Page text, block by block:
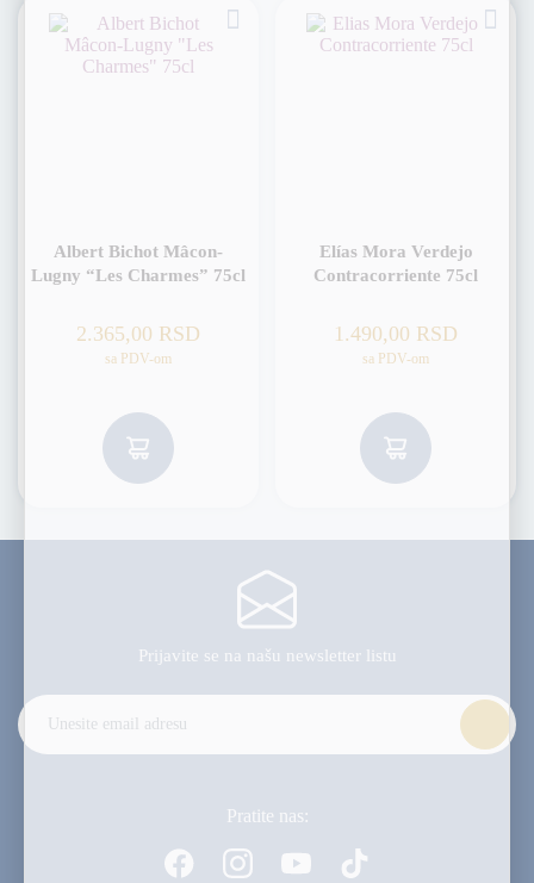
Albert Bichot Mâcon-
Lugny “Les Charmes” 75cl
2.365,00 RSD
sa PDV-om
Elías Mora Verdejo
Contracorriente 75cl
1.490,00 RSD
sa PDV-om
Prijavite se na našu newsletter listu
Pratite nas: